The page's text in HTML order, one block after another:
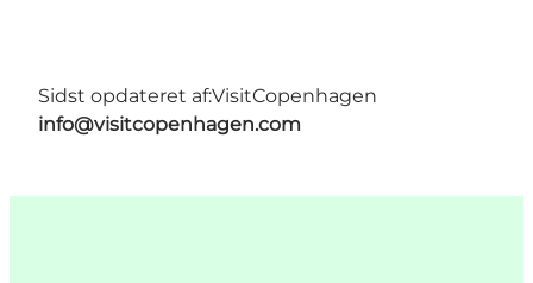
Sidst opdateret af:VisitCopenhagen
info@visitcopenhagen.com